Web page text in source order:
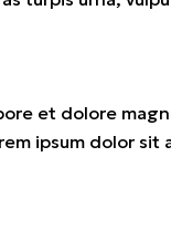
et dolore
ipsum dolor sit